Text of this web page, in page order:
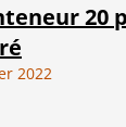
20
2022